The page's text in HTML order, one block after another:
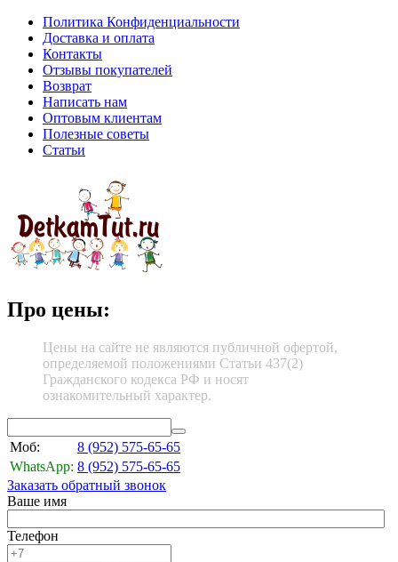
Политика Конфиденциальности
Доставка и оплата
Контакты
Отзывы покупателей
Возврат
Написать нам
Оптовым клиентам
Полезные советы
Статьи
Про цены:
Цены на сайте не являются публичной офертой,
определяемой положениями Статьи 437(2)
Гражданского кодекса РФ и носят
ознакомительный характер.
Моб: 8 (952) 575-65-65
WhatsApp: 8 (952) 575-65-65
Заказать обратный звонок
Ваше имя
Телефон